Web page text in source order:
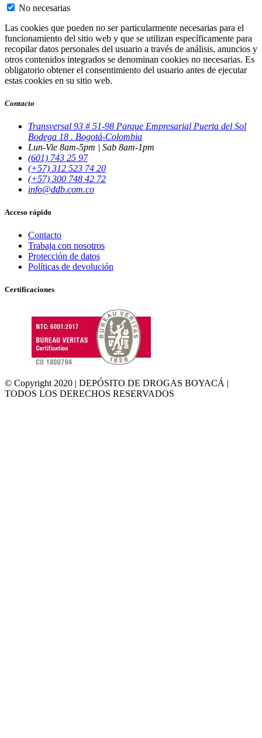
No necesarias
Las cookies que pueden no ser particularmente necesarias para el
funcionamiento del sitio web y que se utilizan específicamente para
recopilar datos personales del usuario a través de análisis, anuncios y
otros contenidos integrados se denominan cookies no necesarias. Es
obligatorio obtener el consentimiento del usuario antes de ejecutar
estas cookies en su sitio web.
Contacto
Transversal 93 # 51-98 Parque Empresarial Puerta del Sol
Bodega 18 . Bogotá-Colombia
Lun-Vie 8am-5pm | Sab 8am-1pm
(601) 743 25 97
(+57) 312 523 74 20
(+57) 300 748 42 72
info@ddb.com.co
Acceso rápido
Contacto
Trabaja con nosotros
Protección de datos
Políticas de devolución
Certificaciones
© Copyright 2020 | DEPÓSITO DE DROGAS BOYACÁ |
TODOS LOS DERECHOS RESERVADOS